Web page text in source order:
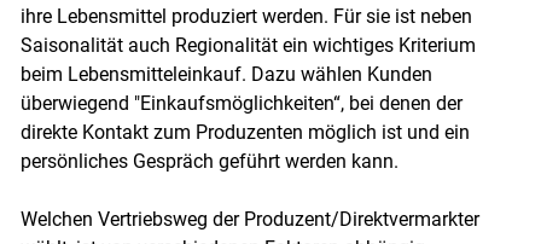
ihre Lebensmittel produziert werden. Für sie ist neben
Saisonalität auch Regionalität ein wichtiges Kriterium
beim Lebensmitteleinkauf. Dazu wählen Kunden
überwiegend "Einkaufsmöglichkeiten“, bei denen der
direkte Kontakt zum Produzenten möglich ist und ein
persönliches Gespräch geführt werden kann.
Welchen Vertriebsweg der Produzent/Direktvermarkter